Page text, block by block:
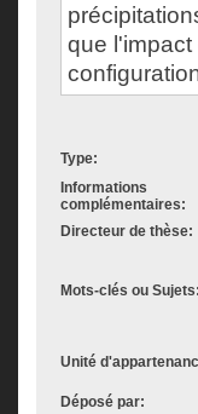
que
Type:
Informations
complémentaires:
Directeur de thèse:
Mots-clés ou Sujets:
Unité
Déposé par: